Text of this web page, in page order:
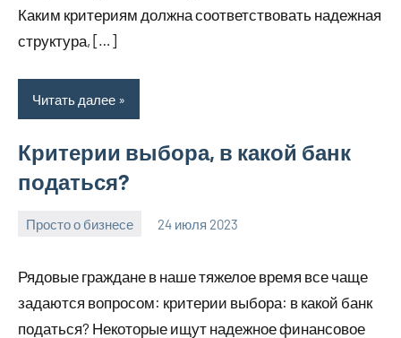
Каким критериям должна соответствовать надежная
структура, […]
Читать далее
Критерии выбора, в какой банк
податься?
Просто о бизнесе 24 июля 2023
molokovostro
Нет
Рядовые граждане в наше тяжелое время все чаще
задаются вопросом: критерии выбора: в какой банк
податься? Некоторые ищут надежное финансовое